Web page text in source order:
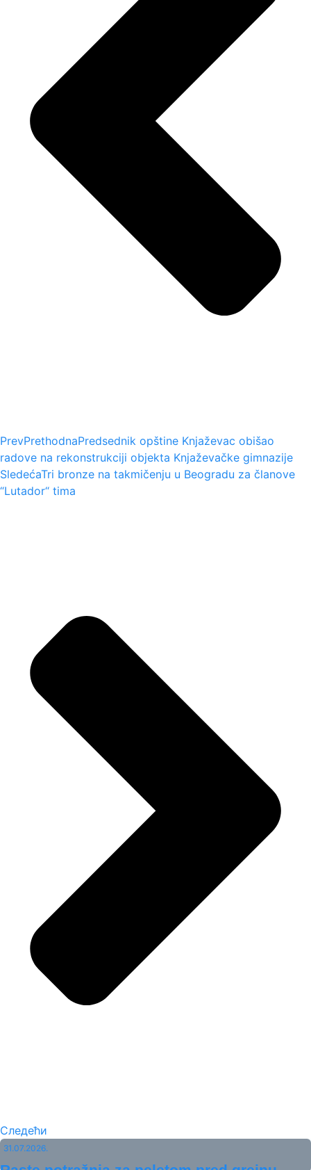
PrevPrethodnaPredsednik opštine Knjaževac obišao
radove na rekonstrukciji objekta Knjaževačke gimnazije
SledećaTri bronze na takmičenju u Beogradu za članove
“Lutador“ tima
Следећи
31.07.2026.